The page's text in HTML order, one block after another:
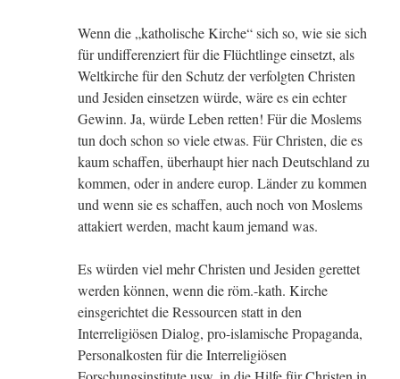
Wenn die „katholische Kirche“ sich so, wie sie sich
für undifferenziert für die Flüchtlinge einsetzt, als
Weltkirche für den Schutz der verfolgten Christen
und Jesiden einsetzen würde, wäre es ein echter
Gewinn. Ja, würde Leben retten! Für die Moslems
tun doch schon so viele etwas. Für Christen, die es
kaum schaffen, überhaupt hier nach Deutschland zu
kommen, oder in andere europ. Länder zu kommen
und wenn sie es schaffen, auch noch von Moslems
attakiert werden, macht kaum jemand was.
Es würden viel mehr Christen und Jesiden gerettet
werden können, wenn die röm.-kath. Kirche
einsgerichtet die Ressourcen statt in den
Interreligiösen Dialog, pro-islamische Propaganda,
Personalkosten für die Interreligiösen